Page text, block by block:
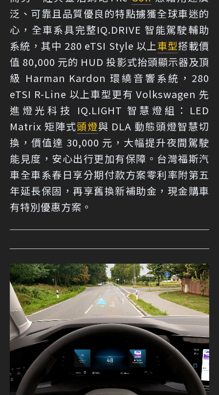
泛、可靠且品質優良的特點擄獲全球車迷的
心，全車系具完整IQ.DRIVE 智能駕駛輔助
系統，其中 280 eTSI Style 以上車型搭載價
值 80,000 元的 HUD 投影式抬頭顯示器及頂
級 Harman Kardon 環繞音響系統，280
eTSI R-Line 以上車型更有 Volkswagen 先
進燈光科技 IQ.LIGHT 智慧燈組：LED
Matrix 矩陣式頭燈與 DLA 動態頭燈智慧切
換，價值達 30,000 元，大幅提升夜間駕駛
能見度，安心出行更加有保障。台灣福斯汽
車全車系春日享分期付款方案零利率附第五
年延長保固，再享舊換新補助金，現金購車
有特別優惠方案。